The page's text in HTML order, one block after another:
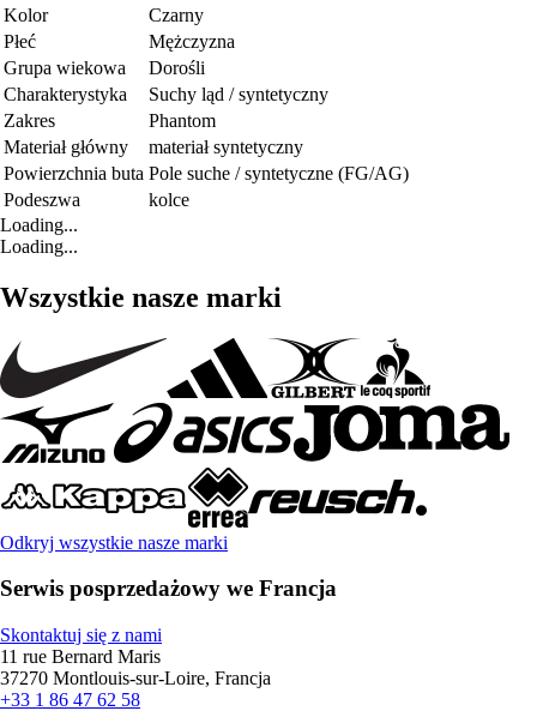
Kolor
Czarny
Płeć
Mężczyzna
Grupa wiekowa
Dorośli
Charakterystyka
Suchy ląd / syntetyczny
Zakres
Phantom
Materiał główny
materiał syntetyczny
Powierzchnia buta Pole suche / syntetyczne (FG/AG)
Podeszwa
kolce
Loading...
Loading...
Wszystkie nasze marki
Odkryj wszystkie nasze marki
Serwis posprzedażowy we Francja
Skontaktuj się z nami
11 rue Bernard Maris
37270 Montlouis-sur-Loire, Francja
+33 1 86 47 62 58